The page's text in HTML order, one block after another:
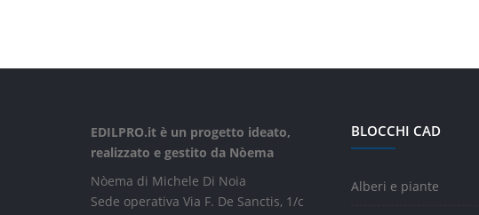
EDILPRO.it è un progetto ideato,
realizzato e gestito da Nòema
Nòema di Michele Di Noia
Sede operativa Via F. De Sanctis, 1/c
BLOCCHI CAD
Alberi e piante